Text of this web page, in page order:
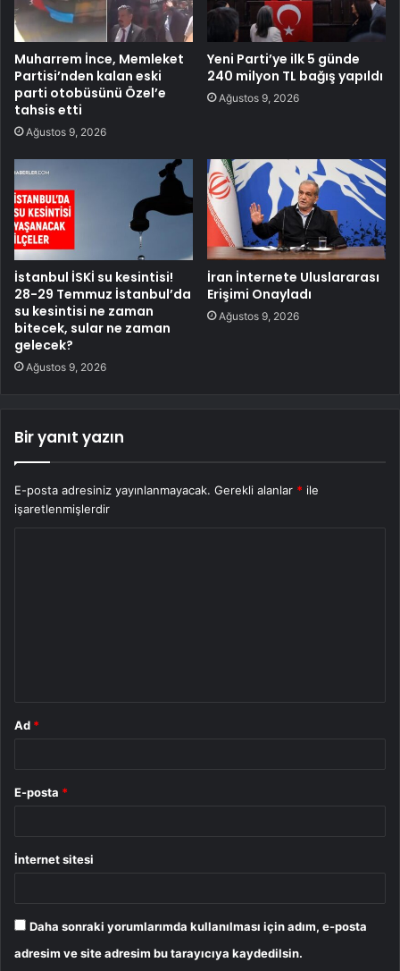
Muharrem İnce, Memleket
Partisi’nden kalan eski
parti otobüsünü Özel’e
tahsis etti
Ağustos 9, 2026
Yeni Parti’ye ilk 5 günde
240 milyon TL bağış yapıldı
Ağustos 9, 2026
İstanbul İSKİ su kesintisi!
28-29 Temmuz İstanbul’da
su kesintisi ne zaman
bitecek, sular ne zaman
gelecek?
Ağustos 9, 2026
İran İnternete Uluslararası
Erişimi Onayladı
Ağustos 9, 2026
Bir yanıt yazın
E-posta adresiniz yayınlanmayacak. Gerekli alanlar * ile
işaretlenmişlerdir
Ad *
E-posta *
İnternet sitesi
Daha sonraki yorumlarımda kullanılması için adım, e-posta
adresim ve site adresim bu tarayıcıya kaydedilsin.